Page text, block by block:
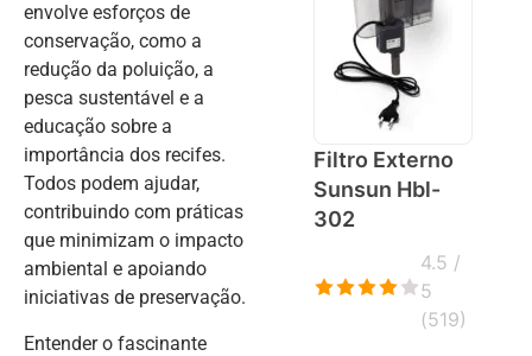
envolve esforços de
conservação, como a
redução da poluição, a
pesca sustentável e a
educação sobre a
importância dos recifes.
Todos podem ajudar,
contribuindo com práticas
que minimizam o impacto
ambiental e apoiando
iniciativas de preservação.
Entender o fascinante
Filtro Externo
Sunsun Hbl-
302
4.5 /
5
(519)